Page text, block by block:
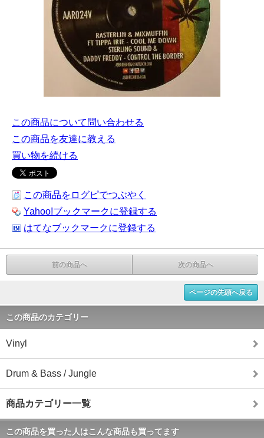
この商品について問い合わせる
この商品を友達に教える
買い物を続ける
この商品をログピでつぶやく
Yahoo!ブックマークに登録する
はてなブックマークに登録する
前の商品へ 次の商品へ
ページの先頭へ戻る
この商品のカテゴリー
Vinyl
Drum & Bass / Jungle
商品カテゴリー一覧
この商品を買った人はこんな商品も買ってます